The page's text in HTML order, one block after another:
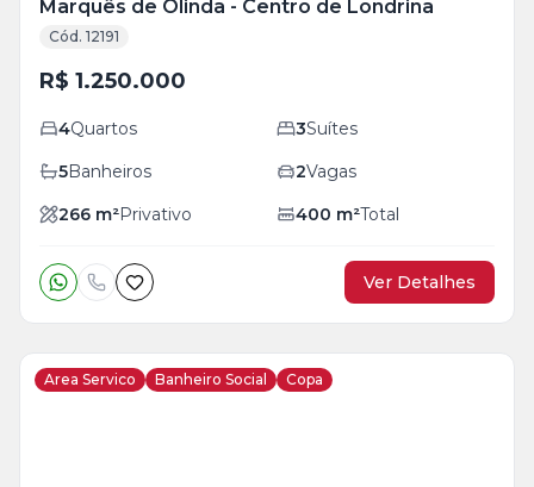
Marquês de Olinda - Centro de Londrina
Cód. 12191
R$ 1.250.000
4Quartos 3Suítes
5Banheiros 2Vagas
266 m²Privativo 400 m²Total
Ver Detalhes
Area Servico Banheiro Social Copa